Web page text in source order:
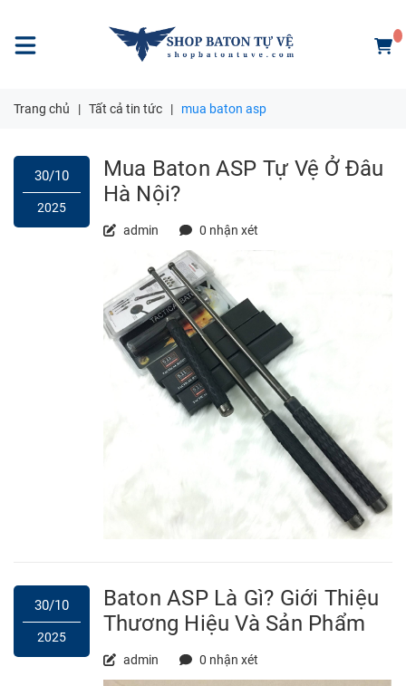
Trang chủ | Tất cả tin tức | mua baton asp
30/10
2025
Mua Baton ASP Tự Vệ Ở Đâu
Hà Nội?
admin 0 nhận xét
30/10
2025
Baton ASP Là Gì? Giới Thiệu
Thương Hiệu Và Sản Phẩm
admin 0 nhận xét